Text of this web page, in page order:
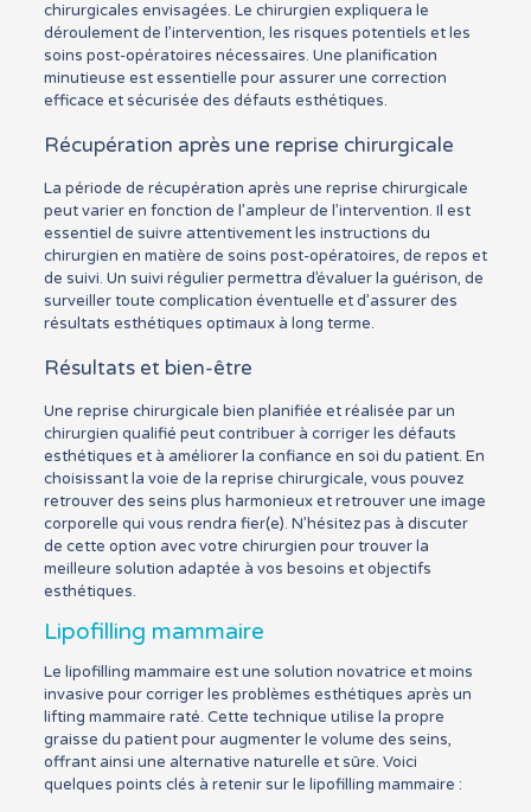
chirurgicales envisagées. Le chirurgien expliquera le
déroulement de l’intervention, les risques potentiels et les
soins post-opératoires nécessaires. Une planification
minutieuse est essentielle pour assurer une correction
efficace et sécurisée des défauts esthétiques.
Récupération après une reprise chirurgicale
La période de récupération après une reprise chirurgicale
peut varier en fonction de l’ampleur de l’intervention. Il est
essentiel de suivre attentivement les instructions du
chirurgien en matière de soins post-opératoires, de repos et
de suivi. Un suivi régulier permettra d’évaluer la guérison, de
surveiller toute complication éventuelle et d’assurer des
résultats esthétiques optimaux à long terme.
Résultats et bien-être
Une reprise chirurgicale bien planifiée et réalisée par un
chirurgien qualifié peut contribuer à corriger les défauts
esthétiques et à améliorer la confiance en soi du patient. En
choisissant la voie de la reprise chirurgicale, vous pouvez
retrouver des seins plus harmonieux et retrouver une image
corporelle qui vous rendra fier(e). N’hésitez pas à discuter
de cette option avec votre chirurgien pour trouver la
meilleure solution adaptée à vos besoins et objectifs
esthétiques.
Lipofilling mammaire
Le lipofilling mammaire est une solution novatrice et moins
invasive pour corriger les problèmes esthétiques après un
lifting mammaire raté. Cette technique utilise la propre
graisse du patient pour augmenter le volume des seins,
offrant ainsi une alternative naturelle et sûre. Voici
quelques points clés à retenir sur le lipofilling mammaire :